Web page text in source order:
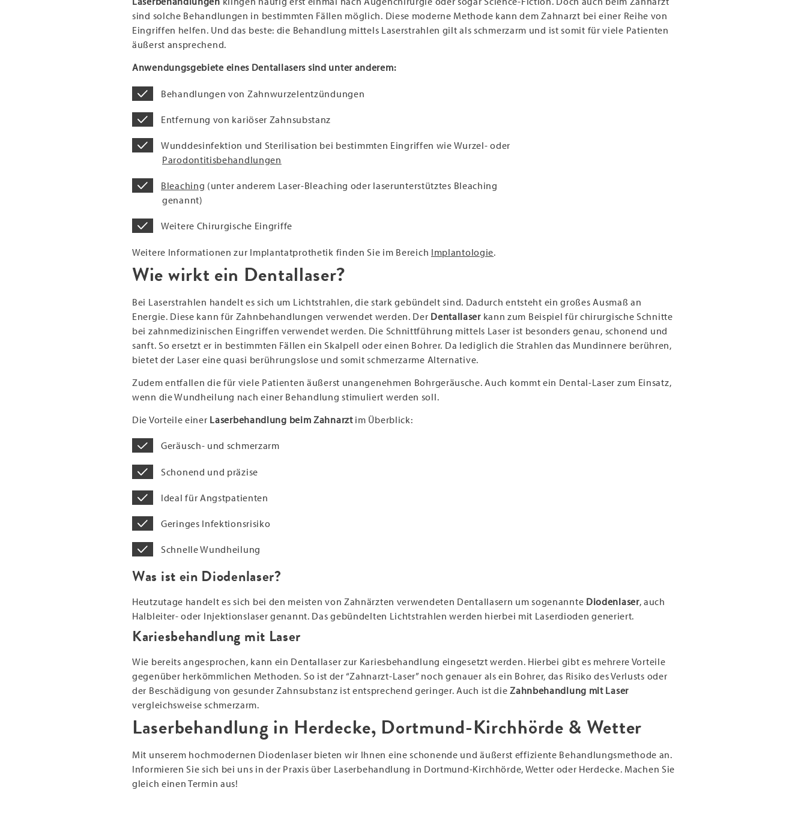
sind solche Behandlungen in bestimmten Fällen möglich. Diese moderne Methode kann dem Zahnarzt bei einer Reihe von
Eingriffen helfen. Und das beste: die Behandlung mittels Laserstrahlen gilt als schmerzarm und ist somit für viele Patienten
äußerst ansprechend.
Anwendungsgebiete eines Dentallasers sind unter anderem:
Behandlungen von Zahnwurzelentzündungen
Entfernung von kariöser Zahnsubstanz
Wunddesinfektion und Sterilisation bei bestimmten Eingriffen wie Wurzel- oder
Parodontitisbehandlungen
Bleaching (unter anderem Laser-Bleaching oder laserunterstütztes Bleaching
genannt)
Weitere Chirurgische Eingriffe
Weitere Informationen zur Implantatprothetik finden Sie im Bereich Implantologie.
Wie wirkt ein Dentallaser?
Bei Laserstrahlen handelt es sich um Lichtstrahlen, die stark gebündelt sind. Dadurch entsteht ein großes Ausmaß an
Energie. Diese kann für Zahnbehandlungen verwendet werden. Der Dentallaserkann zum Beispiel für chirurgische Schnitte
bei zahnmedizinischen Eingriffen verwendet werden. Die Schnittführung mittels Laser ist besonders genau, schonend und
sanft. So ersetzt er in bestimmten Fällen ein Skalpell oder einen Bohrer. Da lediglich die Strahlen das Mundinnere berühren,
bietet der Laser eine quasi berührungslose und somit schmerzarme Alternative.
Zudem entfallen die für viele Patienten äußerst unangenehmen Bohrgeräusche. Auch kommt ein Dental-Laser zum Einsatz,
wenn die Wundheilung nach einer Behandlung stimuliert werden soll.
Die Vorteile einer Laserbehandlung beim Zahnarztim Überblick:
Geräusch- und schmerzarm
Schonend und präzise
Ideal für Angstpatienten
Geringes Infektionsrisiko
Schnelle Wundheilung
Was ist ein Diodenlaser?
Heutzutage handelt es sich bei den meisten von Zahnärzten verwendeten Dentallasern um sogenannte Diodenlaser, auch
Halbleiter- oder Injektionslaser genannt. Das gebündelten Lichtstrahlen werden hierbei mit Laserdioden generiert.
Kariesbehandlung mit Laser
Wie bereits angesprochen, kann ein Dentallaser zur Kariesbehandlung eingesetzt werden. Hierbei gibt es mehrere Vorteile
gegenüber herkömmlichen Methoden. So ist der “Zahnarzt-Laser” noch genauer als ein Bohrer, das Risiko des Verlusts oder
der Beschädigung von gesunder Zahnsubstanz ist entsprechend geringer. Auch ist dieZahnbehandlung mit Laser
vergleichsweise schmerzarm.
Laserbehandlung in Herdecke, Dortmund-Kirchhörde & Wetter
Mit unserem hochmodernen Diodenlaser bieten wir Ihnen eine schonende und äußerst effiziente Behandlungsmethode an.
Informieren Sie sich bei uns in der Praxis über Laserbehandlung in Dortmund-Kirchhörde, Wetter oder Herdecke. Machen Sie
gleich einen Termin aus!